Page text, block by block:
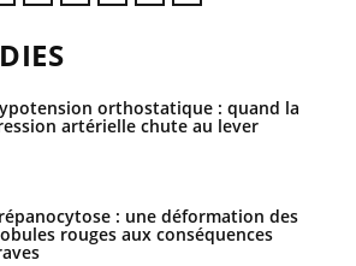
orthostatique : quand la
artérielle chute au lever
: une déformation des
rouges aux conséquences